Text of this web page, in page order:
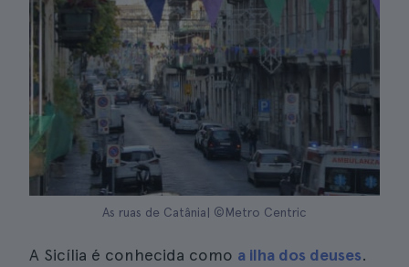
As ruas de Catânia| ©Metro Centric
A Sicília é conhecida como a ilha dos deuses.